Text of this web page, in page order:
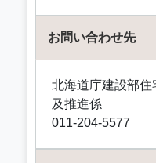
お問い合わせ先
北海道庁建設部
及推進係
011-204-5577